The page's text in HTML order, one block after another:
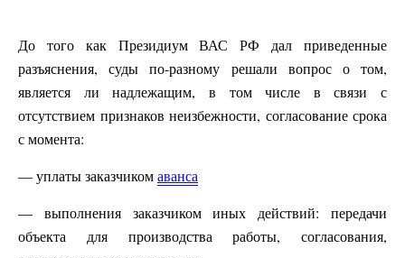
До того как Президиум ВАС РФ дал приведенные
разъяснения, суды по-разному решали вопрос о том,
является ли надлежащим, в том числе в связи с
отсутствием признаков неизбежности, согласование срока
с момента:
— уплаты заказчикомаванса
— выполнения заказчиком иных действий: передачи
объекта для производства работы, согласования,